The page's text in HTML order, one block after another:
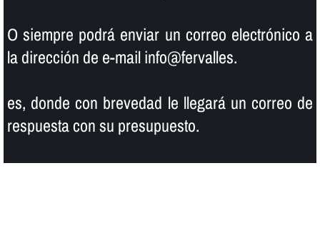
O siempre podrá enviar un correo electrónico a
la dirección de e-mail info@fervalles.
es, donde con brevedad le llegará un correo de
respuesta con su presupuesto.